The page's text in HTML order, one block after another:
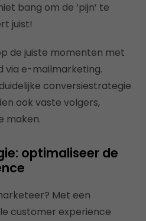
bang om de ‘pijn’ te
juist!
de juiste momenten met
via e-mailmarketing.
conversiestrategie
ook vaste volgers,
maken.
optimaliseer de
Met een
customer experience